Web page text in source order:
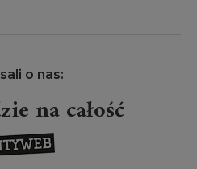
o nas:
na całość